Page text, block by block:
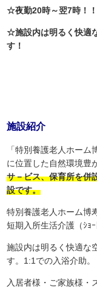
☆夜勤20時～翌7時！！
☆施設内は明るく快適
す！
施設紹介
「特別養護老人ホー
に位置した自然環境豊
サ－ビス、保育所を併
設です。
特別養護老人ホーム博
短期入所生活介護（ｼｮ
施設内は明るく快適な
す。1:1での入浴介助。
入居者様・ご家族様・